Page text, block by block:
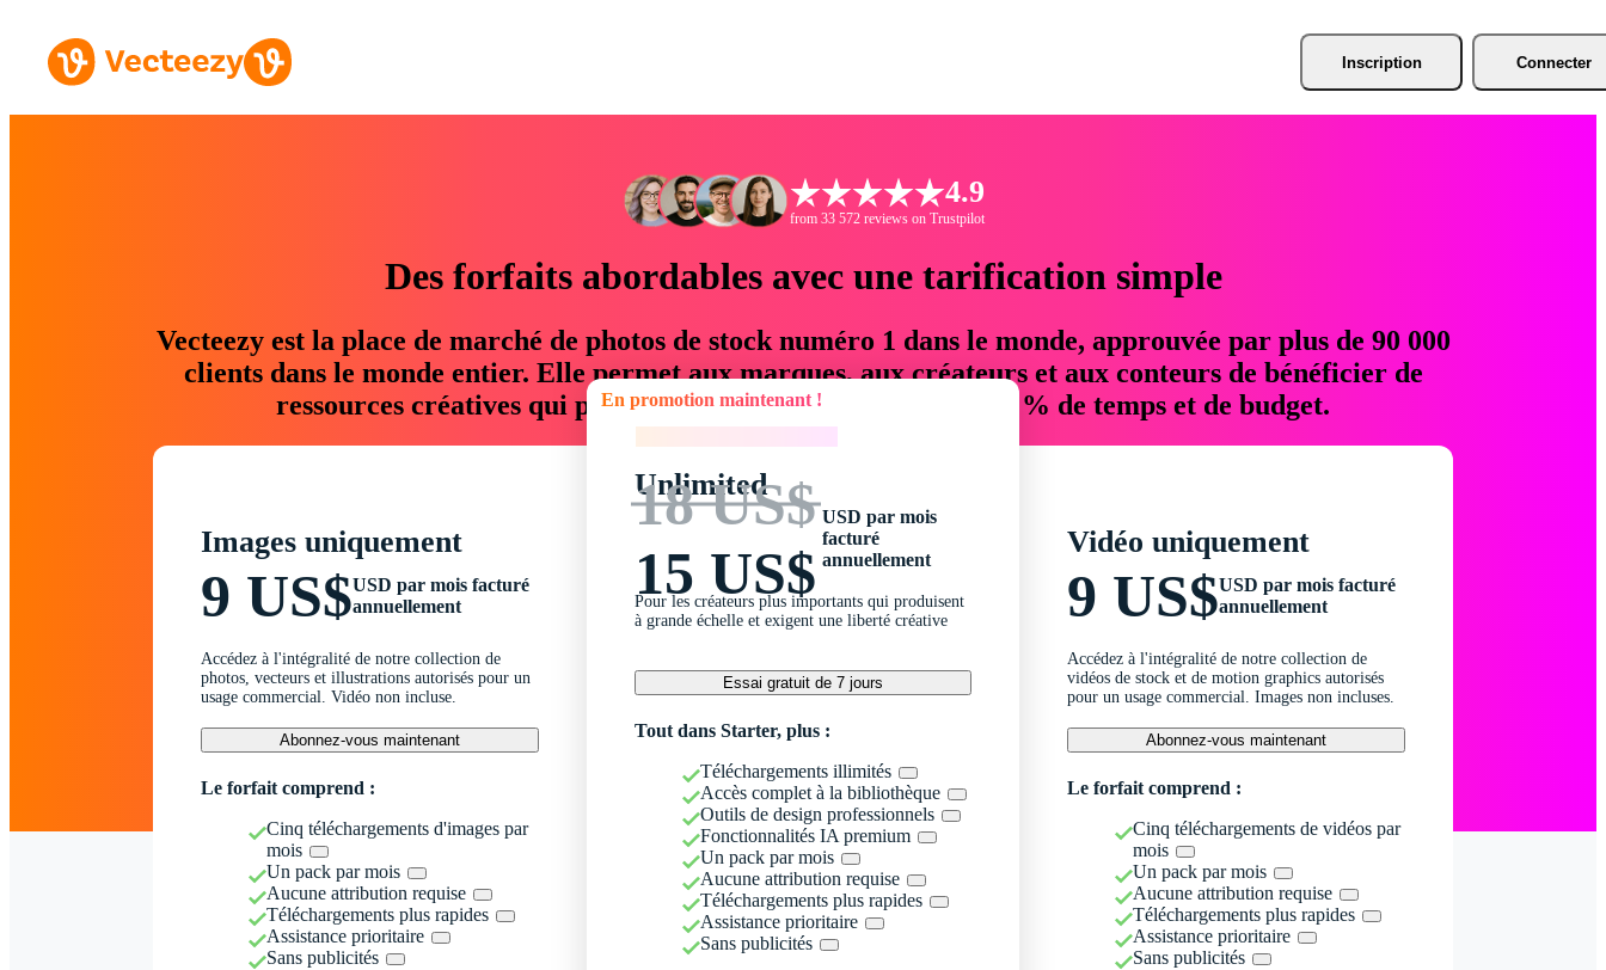
Inscription Connecter
4.9
from 33 572 reviews on Trustpilot
Des forfaits abordables avec une tarification simple
Vecteezy est la place de marché de photos de stock numéro 1 dans le monde, approuvée par plus de 90 000
clients dans le monde entier. Elle permet aux marques, aux créateurs et aux conteurs de bénéficier de
ressources créatives qui permettent d'économiser jusqu'à 76 % de temps et de budget.
Images uniquement
9 US$USD par mois facturé
annuellement
Accédez à l'intégralité de notre collection de
photos, vecteurs et illustrations autorisés pour un
usage commercial. Vidéo non incluse.
Abonnez-vous maintenant
Le forfait comprend :
Cinq téléchargements d'images par
mois
Un pack par mois
Aucune attribution requise
Téléchargements plus rapides
Assistance prioritaire
Sans publicités
En promotion maintenant !
Unlimited
18 US$
15 US$
USD par mois
facturé
annuellement
Pour les créateurs plus importants qui produisent
à grande échelle et exigent une liberté créative
Essai gratuit de 7 jours
Tout dans Starter, plus :
Téléchargements illimités
Accès complet à la bibliothèque
Outils de design professionnels
Fonctionnalités IA premium
Un pack par mois
Aucune attribution requise
Téléchargements plus rapides
Assistance prioritaire
Sans publicités
Vidéo uniquement
9 US$USD par mois facturé
annuellement
Accédez à l'intégralité de notre collection de
vidéos de stock et de motion graphics autorisés
pour un usage commercial. Images non incluses.
Abonnez-vous maintenant
Le forfait comprend :
Cinq téléchargements de vidéos par
mois
Un pack par mois
Aucune attribution requise
Téléchargements plus rapides
Assistance prioritaire
Sans publicités